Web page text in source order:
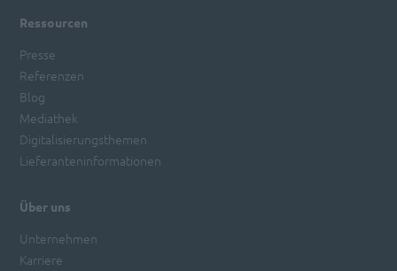
Ressourcen
Presse
Referenzen
Blog
Mediathek
Digitalisierungsthemen
Lieferanteninformationen
Über uns
Unternehmen
Karriere